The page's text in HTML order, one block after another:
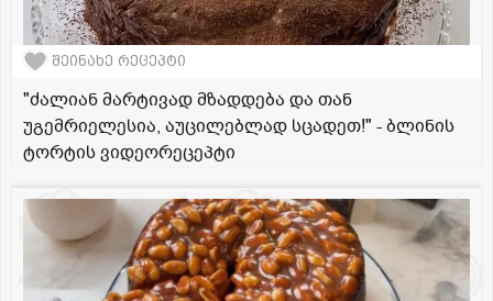
შეინახე რეცეპტი
"ძალიან მარტივად მზადდება და თან
უგემრიელესია, აუცილებლად სცადეთ!" - ბლინის
ტორტის ვიდეორეცეპტი